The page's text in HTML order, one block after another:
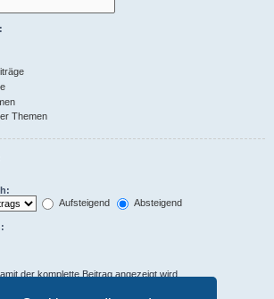
Themen
Aufsteigend
Absteigend
der komplette Beitrag angezeigt wird.